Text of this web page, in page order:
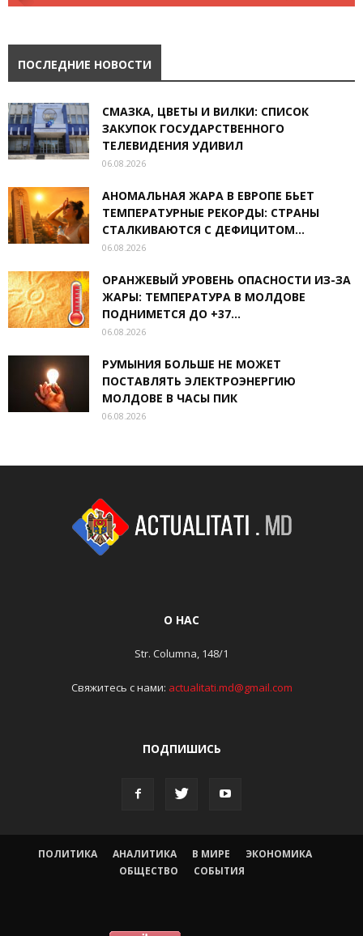
ПОСЛЕДНИЕ НОВОСТИ
СМАЗКА, ЦВЕТЫ И ВИЛКИ: СПИСОК
ЗАКУПОК ГОСУДАРСТВЕННОГО
ТЕЛЕВИДЕНИЯ УДИВИЛ
06.08.2026
АНОМАЛЬНАЯ ЖАРА В ЕВРОПЕ БЬЕТ
ТЕМПЕРАТУРНЫЕ РЕКОРДЫ: СТРАНЫ
СТАЛКИВАЮТСЯ С ДЕФИЦИТОМ...
06.08.2026
ОРАНЖЕВЫЙ УРОВЕНЬ ОПАСНОСТИ ИЗ-ЗА
ЖАРЫ: ТЕМПЕРАТУРА В МОЛДОВЕ
ПОДНИМЕТСЯ ДО +37...
06.08.2026
РУМЫНИЯ БОЛЬШЕ НЕ МОЖЕТ
ПОСТАВЛЯТЬ ЭЛЕКТРОЭНЕРГИЮ
МОЛДОВЕ В ЧАСЫ ПИК
06.08.2026
О НАС
Str. Columna, 148/1
Свяжитесь с нами: actualitati.md@gmail.com
ПОДПИШИСЬ
ПОЛИТИКА АНАЛИТИКА В МИРЕ
ЭКОНОМИКА
ОБЩЕСТВО
СОБЫТИЯ